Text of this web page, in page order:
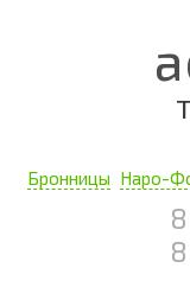
Бронницы Наро-